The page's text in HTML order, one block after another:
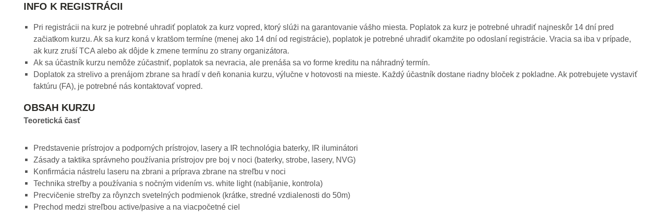
INFO K REGISTRÁCII
Pri registrácii na kurz je potrebné uhradiť poplatok za kurz vopred, ktorý slúži na garantovanie vášho miesta. Poplatok za kurz je potrebné uhradiť najneskôr 14 dní pred
začiatkom kurzu. Ak sa kurz koná v kratšom termíne (menej ako 14 dní od registrácie), poplatok je potrebné uhradiť okamžite po odoslaní registrácie. Vracia sa iba v prípade,
ak kurz zruší TCA alebo ak dôjde k zmene termínu zo strany organizátora.
Ak sa účastník kurzu nemôže zúčastniť, poplatok sa nevracia, ale prenáša sa vo forme kreditu na náhradný termín.
Doplatok za strelivo a prenájom zbrane sa hradí v deň konania kurzu, výlučne v hotovosti na mieste. Každý účastník dostane riadny bloček z pokladne. Ak potrebujete vystaviť
faktúru (FA), je potrebné nás kontaktovať vopred.
OBSAH KURZU
Teoretická časť
Predstavenie prístrojov a podporných prístrojov, lasery a IR technológia baterky, IR iluminátori
Zásady a taktika správneho používania prístrojov pre boj v noci (baterky, strobe, lasery, NVG)
Konfirmácia nástrelu laseru na zbrani a príprava zbrane na streľbu v noci
Technika streľby a používania s nočným videním vs. white light (nabíjanie, kontrola)
Precvičenie streľby za rôynzch svetelných podmienok (krátke, stredné vzdialenosti do 50m)
Prechod medzi streľbou active/pasive a na viacpočetné ciel